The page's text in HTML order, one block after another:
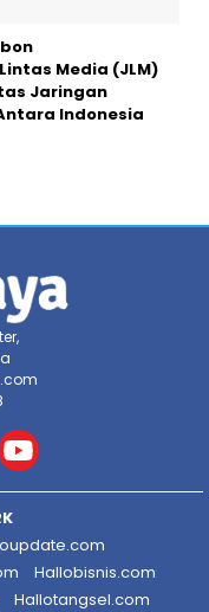
Media (JLM)
Jaringan
Indonesia
Hallobisnis.com
Hallotangsel.com